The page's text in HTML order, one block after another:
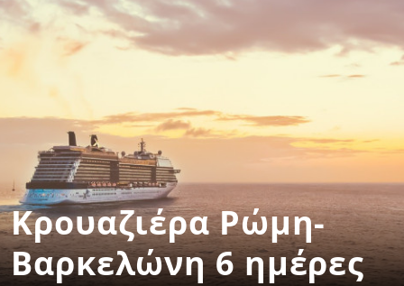
Κρουαζιέρα Ρώμη-
Βαρκελώνη 6 ημέρες